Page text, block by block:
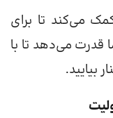
می‌کند تا برای
قدرت می‌دهد تا با
بیایید.